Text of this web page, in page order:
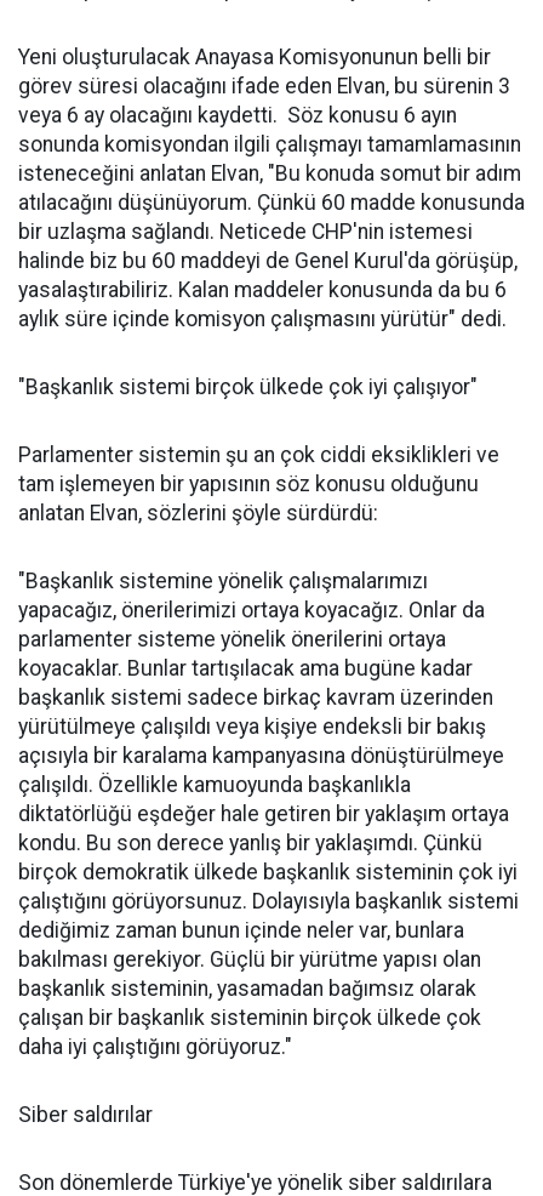
Yeni oluşturulacak Anayasa Komisyonunun belli bir
görev süresi olacağını ifade eden Elvan, bu sürenin 3
veya 6 ay olacağını kaydetti. Söz konusu 6 ayın
sonunda komisyondan ilgili çalışmayı tamamlamasının
isteneceğini anlatan Elvan, "Bu konuda somut bir adım
atılacağını düşünüyorum. Çünkü 60 madde konusunda
bir uzlaşma sağlandı. Neticede CHP'nin istemesi
halinde biz bu 60 maddeyi de Genel Kurul'da görüşüp,
yasalaştırabiliriz. Kalan maddeler konusunda da bu 6
aylık süre içinde komisyon çalışmasını yürütür" dedi.
"Başkanlık sistemi birçok ülkede çok iyi çalışıyor"
Parlamenter sistemin şu an çok ciddi eksiklikleri ve
tam işlemeyen bir yapısının söz konusu olduğunu
anlatan Elvan, sözlerini şöyle sürdürdü:
"Başkanlık sistemine yönelik çalışmalarımızı
yapacağız, önerilerimizi ortaya koyacağız. Onlar da
parlamenter sisteme yönelik önerilerini ortaya
koyacaklar. Bunlar tartışılacak ama bugüne kadar
başkanlık sistemi sadece birkaç kavram üzerinden
yürütülmeye çalışıldı veya kişiye endeksli bir bakış
açısıyla bir karalama kampanyasına dönüştürülmeye
çalışıldı. Özellikle kamuoyunda başkanlıkla
diktatörlüğü eşdeğer hale getiren bir yaklaşım ortaya
kondu. Bu son derece yanlış bir yaklaşımdı. Çünkü
birçok demokratik ülkede başkanlık sisteminin çok iyi
çalıştığını görüyorsunuz. Dolayısıyla başkanlık sistemi
dediğimiz zaman bunun içinde neler var, bunlara
bakılması gerekiyor. Güçlü bir yürütme yapısı olan
başkanlık sisteminin, yasamadan bağımsız olarak
çalışan bir başkanlık sisteminin birçok ülkede çok
daha iyi çalıştığını görüyoruz."
Siber saldırılar
Son dönemlerde Türkiye'ye yönelik siber saldırılara